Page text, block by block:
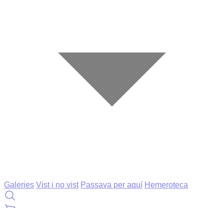
Galeries Vist i no vist Passava per aquí Hemeroteca